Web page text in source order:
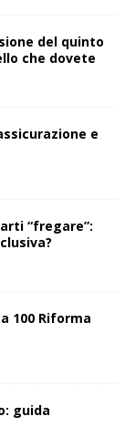
del quinto
che dovete
e
“fregare”:
100 Riforma
guida